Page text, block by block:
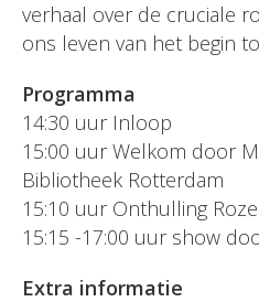
verhaal over de cruciale
ons leven van het begin
Programma
14:30 uur Inloop
15:00 uur Welkom door
Bibliotheek Rotterdam
15:10 uur Onthulling
15:15 -17:00 uur show
Extra informatie